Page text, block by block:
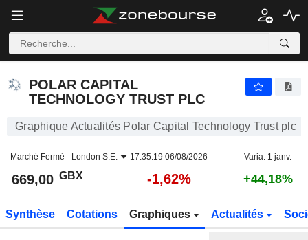
POLAR CAPITAL
TECHNOLOGY TRUST PLC
Graphique Actualités Polar Capital Technology Trust plc
Marché Fermé - London S.E. 17:35:19 06/08/2026 Varia. 1 janv.
669,00 GBX -1,62% +44,18%
Synthèse Cotations Graphiques Actualités